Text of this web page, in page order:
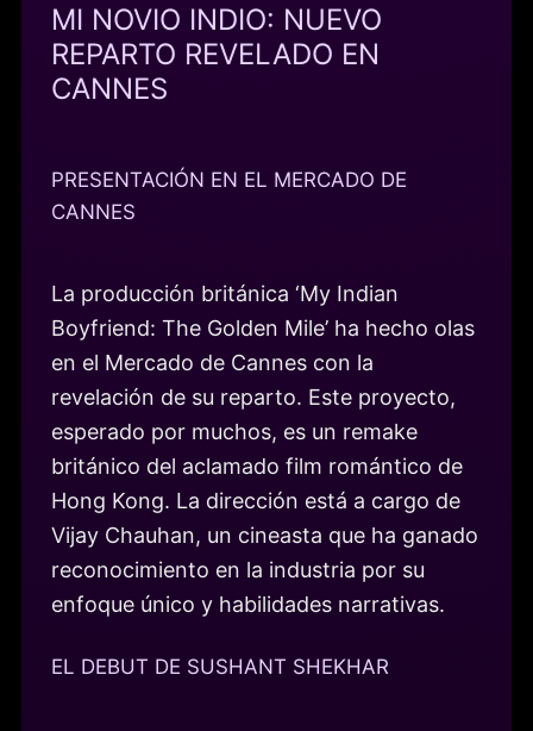
MI NOVIO INDIO: NUEVO
REPARTO REVELADO EN
CANNES
PRESENTACIÓN EN EL MERCADO DE
CANNES
La producción británica ‘My Indian
Boyfriend: The Golden Mile’ ha hecho olas
en el Mercado de Cannes con la
revelación de su reparto. Este proyecto,
esperado por muchos, es un remake
británico del aclamado film romántico de
Hong Kong. La dirección está a cargo de
Vijay Chauhan, un cineasta que ha ganado
reconocimiento en la industria por su
enfoque único y habilidades narrativas.
EL DEBUT DE SUSHANT SHEKHAR